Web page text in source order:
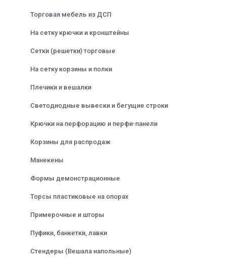
Торговая мебель из ДСП
На сетку крючки и кронштейны
Сетки (решетки) торговые
На сетку корзины и полки
Плечики и вешалки
Светодиодные вывески и бегущие строки
Крючки на перфорацию и перфи-панели
Корзины для распродаж
Манекены
Формы демонстрационные
Торсы пластиковые на опорах
Примерочные и шторы
Пуфики, банкетки, лавки
Стендеры (Вешала напольные)